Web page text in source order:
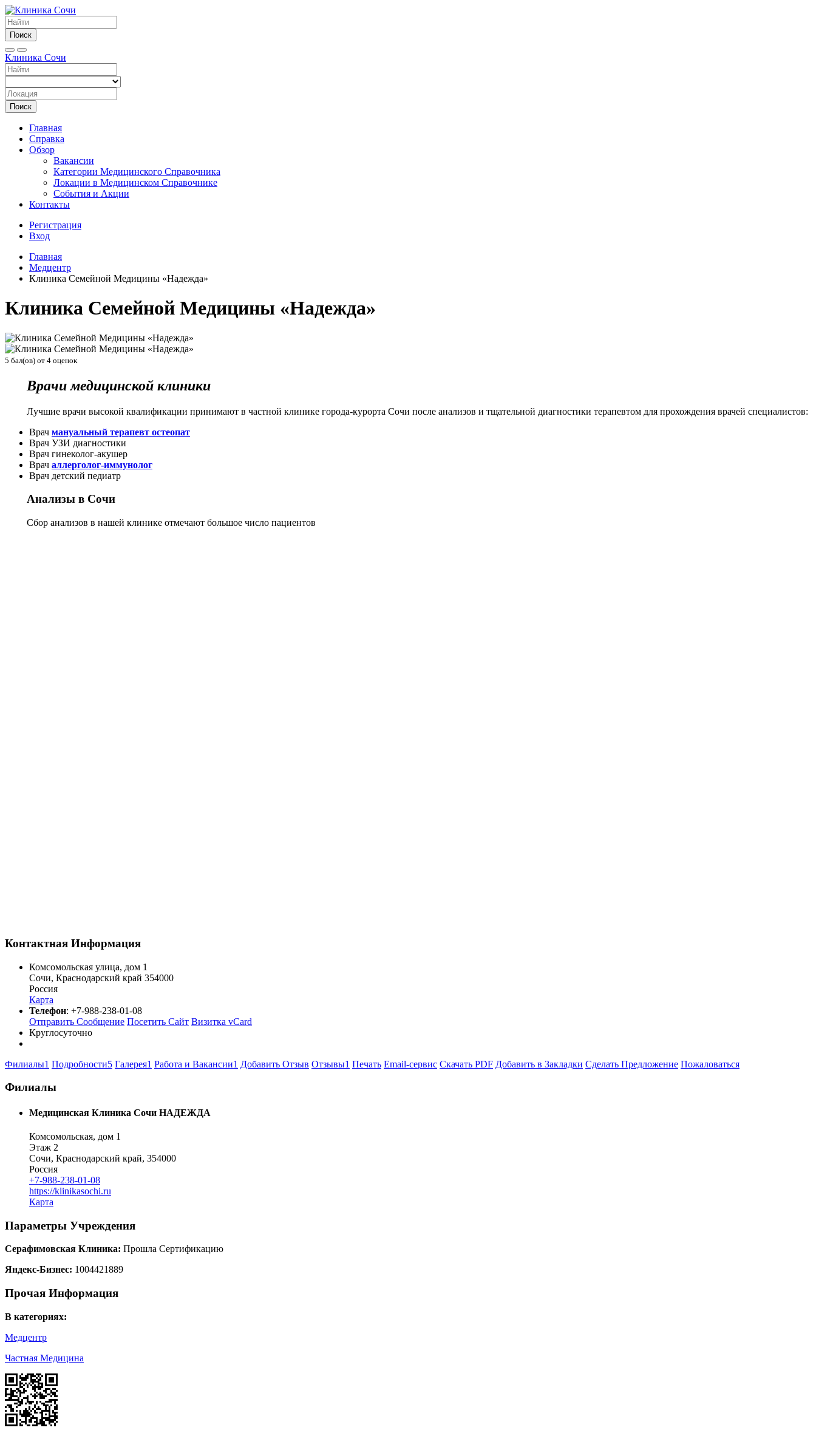
Поиск
Клиника Сочи
Поиск
Главная
Справка
Обзор
Вакансии
Категории Медицинского Справочника
Локации в Медицинском Справочнике
События и Акции
Контакты
Регистрация
Вход
Главная
Медцентр
Клиника Семейной Медицины «Надежда»
Клиника Семейной Медицины «Надежда»
5 бал(ов) от 4 оценок
Врачи медицинской клиники
Лучшие врачи высокой квалификации принимают в частной клинике города-курорта Сочи после анализов и тщательной диагностики терапевтом для прохождения врачей специалистов:
Врач мануальный терапевт остеопат
Врач УЗИ диагностики
Врач гинеколог-акушер
Врач аллерголог-иммунолог
Врач детский педиатр
Анализы в Сочи
Сбор анализов в нашей клинике отмечают большое число пациентов
Контактная Информация
Комсомольская улица, дом 1
Сочи, Краснодарский край 354000
Россия
Карта
Телефон: +7-988-238-01-08
Отправить Сообщение Посетить Сайт Визитка vCard
Круглосуточно
Филиалы1 Подробности5 Галерея1 Работа и Вакансии1 Добавить Отзыв Отзывы1 Печать Email-сервис Скачать PDF Добавить в Закладки Сделать Предложение Пожаловаться
Филиалы
Медицинская Клиника Сочи НАДЕЖДА
Комсомольская, дом 1
Этаж 2
Сочи, Краснодарский край, 354000
Россия
+7-988-238-01-08
https://klinikasochi.ru
Карта
Параметры Учреждения
Серафимовская Клиника: Прошла Сертификацию
Яндекс-Бизнес: 1004421889
Прочая Информация
В категориях:
Медцентр
Частная Медицина